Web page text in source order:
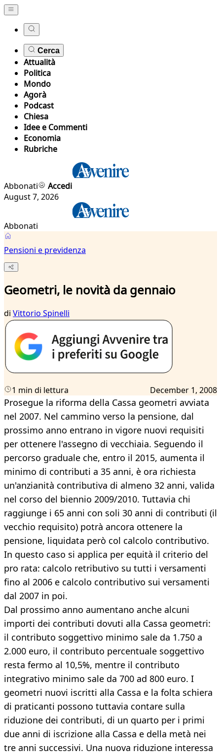
Cerca
Attualità
Politica
Mondo
Agorà
Podcast
Chiesa
Idee e Commenti
Economia
Rubriche
Abbonati
Accedi
August 7, 2026
Abbonati
Pensioni e previdenza
Geometri, le novità da gennaio
di Vittorio Spinelli
1 min di lettura December 1, 2008
Prosegue la riforma della Cassa geometri avviata
nel 2007. Nel cammino verso la pensione, dal
prossimo anno entrano in vigore nuovi requisiti
per ottenere l'assegno di vecchiaia. Seguendo il
percorso graduale che, entro il 2015, aumenta il
minimo di contributi a 35 anni, è ora richiesta
un'anzianità contributiva di almeno 32 anni, valida
nel corso del biennio 2009/2010. Tuttavia chi
raggiunge i 65 anni con soli 30 anni di contributi (il
vecchio requisito) potrà ancora ottenere la
pensione, liquidata però col calcolo contributivo.
In questo caso si applica per equità il criterio del
pro rata: calcolo retributivo su tutti i versamenti
fino al 2006 e calcolo contributivo sui versamenti
dal 2007 in poi.
Dal prossimo anno aumentano anche alcuni
importi dei contributi dovuti alla Cassa geometri:
il contributo soggettivo minimo sale da 1.750 a
2.000 euro, il contributo percentuale soggettivo
resta fermo al 10,5%, mentre il contributo
integrativo minimo sale da 700 ad 800 euro. I
geometri nuovi iscritti alla Cassa e la folta schiera
di praticanti possono tuttavia contare sulla
riduzione dei contributi, di un quarto per i primi
due anni di iscrizione alla Cassa e della metà nei
tre anni successivi. Una nuova riduzione interessa